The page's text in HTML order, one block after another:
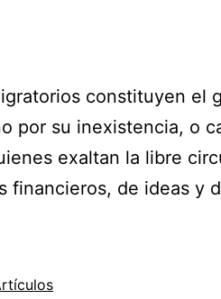
constituyen el
por su inexistencia, o
exaltan la libre
financieros, de ideas y